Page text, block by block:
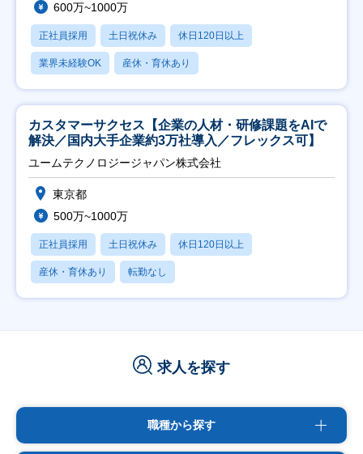
600万~1000万
正社員採用 土日祝休み 休日120日以上
業界未経験OK 産休・育休あり
カスタマーサクセス【企業の人材・研修課題をAIで
解決／国内大手企業約3万社導入／フレックス可】
ユームテクノロジージャパン株式会社
東京都
500万~1000万
正社員採用 土日祝休み 休日120日以上
産休・育休あり 転勤なし
求人を探す
職種から探す